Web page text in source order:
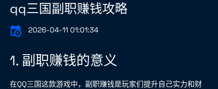
qq三国副职赚钱攻略
2026-04-11 01:01:34
1. 副职赚钱的意义
在QQ三国这款游戏中，副职赚钱是玩家们提升自己实力和财